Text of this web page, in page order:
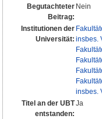
Begutachteter
Beitrag:
Nein
Institutionen der
Universität: insbes.
insbes.
Titel an der UBT
entstanden:
Ja